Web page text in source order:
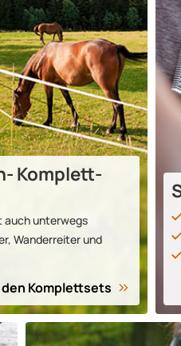
Komplett­
auch unterwegs
Wander­reiter und
den Kom­plett­sets